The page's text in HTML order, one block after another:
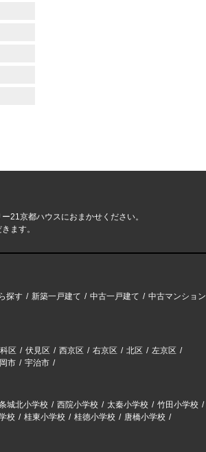
21京都ハウスにおまかせください。
ます。
探す 新築一戸建て 中古一戸建て
中古マンション
区 伏見区 西京区 右京区 北区
左京区
市 宇治市
城北小学校 西院小学校 太秦小学校
竹田小学校
校 桂東小学校 桂徳小学校
唐橋小学校